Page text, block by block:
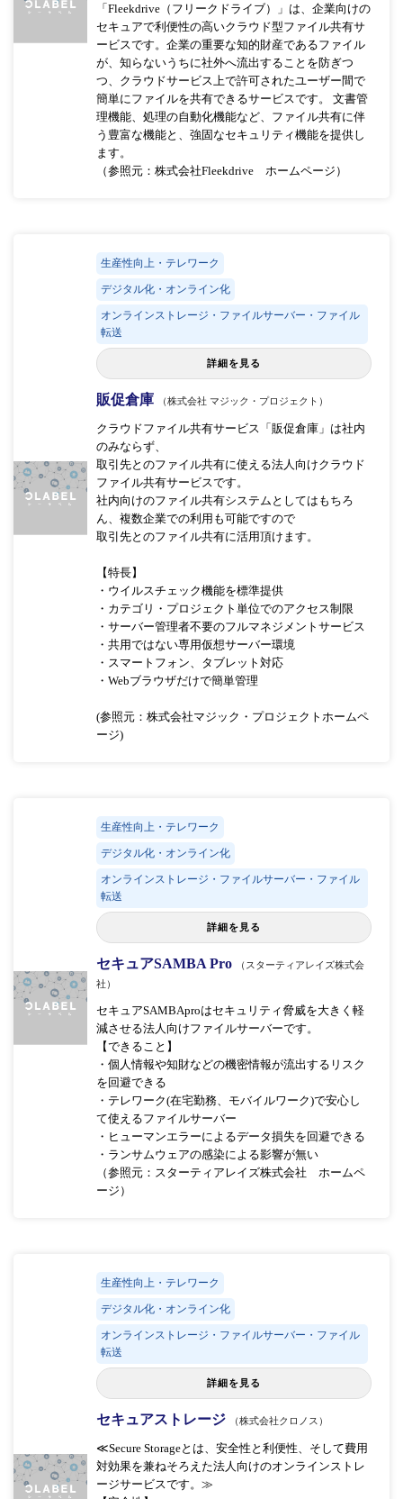
「Fleekdrive（フリークドライブ）」は、企業向けの
セキュアで利便性の高いクラウド型ファイル共有サ
ービスです。企業の重要な知的財産であるファイル
が、知らないうちに社外へ流出することを防ぎつ
つ、クラウドサービス上で許可されたユーザー間で
簡単にファイルを共有できるサービスです。 文書管
理機能、処理の自動化機能など、ファイル共有に伴
う豊富な機能と、強固なセキュリティ機能を提供し
ます。
（参照元：株式会社Fleekdrive ホームページ）
生産性向上・テレワーク
デジタル化・オンライン化
オンラインストレージ・ファイルサーバー・ファイル
転送
詳細を見る
販促倉庫 （株式会社 マジック・プロジェクト）
クラウドファイル共有サービス「販促倉庫」は社内
のみならず、
取引先とのファイル共有に使える法人向けクラウド
ファイル共有サービスです。
社内向けのファイル共有システムとしてはもちろ
ん、複数企業での利用も可能ですので
取引先とのファイル共有に活用頂けます。
【特長】
・ウイルスチェック機能を標準提供
・カテゴリ・プロジェクト単位でのアクセス制限
・サーバー管理者不要のフルマネジメントサービス
・共用ではない専用仮想サーバー環境
・スマートフォン、タブレット対応
・Webブラウザだけで簡単管理
(参照元：株式会社マジック・プロジェクトホームペ
ージ)
生産性向上・テレワーク
デジタル化・オンライン化
オンラインストレージ・ファイルサーバー・ファイル
転送
詳細を見る
セキュアSAMBA Pro
（スターティアレイズ株式会
社）
セキュアSAMBAproはセキュリティ脅威を大きく軽
減させる法人向けファイルサーバーです。
【できること】
・個人情報や知財などの機密情報が流出するリスク
を回避できる
・テレワーク(在宅勤務、モバイルワーク)で安心し
て使えるファイルサーバー
・ヒューマンエラーによるデータ損失を回避できる
・ランサムウェアの感染による影響が無い
（参照元：スターティアレイズ株式会社 ホームペ
ージ）
生産性向上・テレワーク
デジタル化・オンライン化
オンラインストレージ・ファイルサーバー・ファイル
転送
詳細を見る
セキュアストレージ （株式会社クロノス）
≪Secure Storageとは、安全性と利便性、そして費用
対効果を兼ねそろえた法人向けのオンラインストレ
ージサービスです。≫